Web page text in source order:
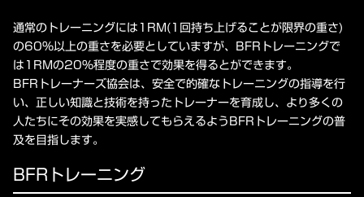
通常のトレーニングには1RM(1回持ち上げることが限界の重さ)
の60%以上の重さを必要としていますが、BFRトレーニングで
は1RMの20%程度の重さで効果を得るとができます。
BFRトレーナーズ協会は、安全で的確なトレーニングの指導を行
い、正しい知識と技術を持ったトレーナーを育成し、より多くの
人たちにその効果を実感してもらえるようBFRトレーニングの普
及を目指します。
BFRトレーニング